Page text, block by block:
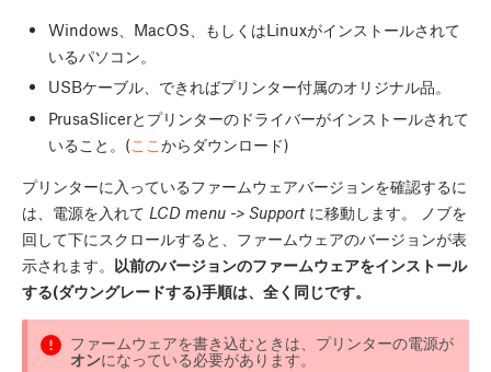
Windows、MacOS、もしくはLinuxがインストールされて
いるパソコン。
USBケーブル、できればプリンター付属のオリジナル品。
PrusaSlicerとプリンターのドライバーがインストールされて
いること。( ここ からダウンロード)
プリンターに入っているファームウェアバージョンを確認するに
は、電源を入れて LCD menu -> Supportに移動します。 ノブを
回して下にスクロールすると、ファームウェアのバージョンが表
示されます。 以前のバージョンのファームウェアをインストール
する(ダウングレードする)手順は、全く同じです。
ファームウェアを書き込むときは、プリンターの電源が
オンになっている必要があります。